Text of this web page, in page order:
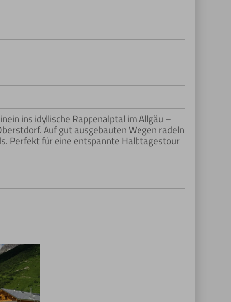
ins idyllische Rappenalptal im Allgäu –
Auf gut ausgebauten Wegen radeln
Perfekt für eine entspannte Halbtagestour